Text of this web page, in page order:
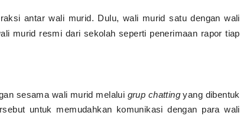
antar wali murid. Dulu, wali murid satu dengan wali
murid resmi dari sekolah seperti penerimaan rapor tiap
sesama wali murid melalui grup chattingyang dibentuk
untuk memudahkan komunikasi dengan para wali